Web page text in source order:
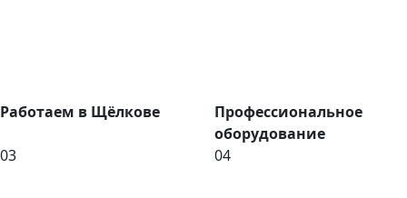
Работаем в Щёлкове
Профессиональное
оборудование
03
04